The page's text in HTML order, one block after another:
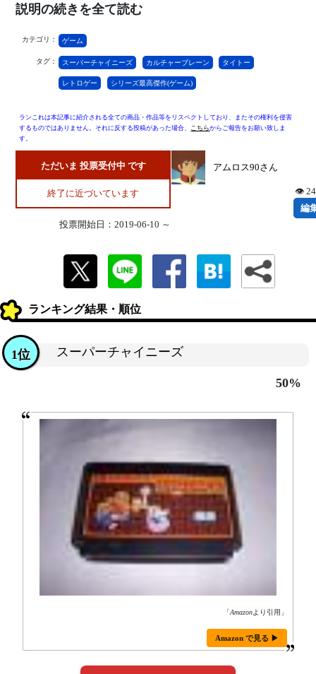
説明の続きを全て読む
カテゴリ： ゲーム
タグ： スーパーチャイニーズ カルチャーブレーン タイトー
レトロゲー シリーズ最高傑作(ゲーム)
ランこれは本記事に紹介される全ての商品・作品等をリスペクトしており、またその権利を侵害
するものではありません。それに反する投稿があった場合、 こちらからご報告をお願い致しま
す。
ただいま 投票受付中 です
終了に近づいています
投票開始日：2019-06-10 ～
アムロス90さん
👁
編
ランキング結果・順位
スーパーチャイニーズ
1位
50%
「Amazonより引用」
Amazon で見る ▶